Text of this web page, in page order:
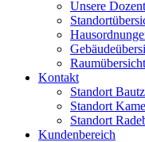
Unsere
Raumübersicht
Kontakt
Standort
Standort
Standort
Kundenbereich